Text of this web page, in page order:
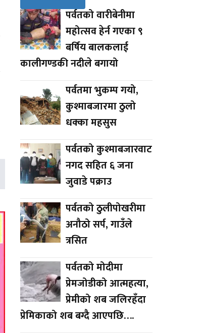
पर्वतको वारीबेनीमा
महोत्सव हेर्न गएका ९
बर्षिय बालकलाई
कालीगण्डकी नदीले बगायो
पर्वतमा भुकम्प गयो,
कुश्माबजारमा ठुलो
धक्का महसुस
पर्वतको कुश्माबजारवाट
नगद सहित ६ जना
जुवाडे पक्राउ
पर्वतको ठुलीपोखरीमा
अनौठो सर्प, गाउँले
त्रसित
पर्वतको मोदीमा
प्रेमजोडीको आत्महत्या,
प्रेमीको शब जलिरहँदा
प्रेमिकाको शब बग्दै आएपछि….